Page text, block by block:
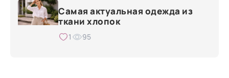
Самая актуальная одежда из
ткани хлопок
1 95